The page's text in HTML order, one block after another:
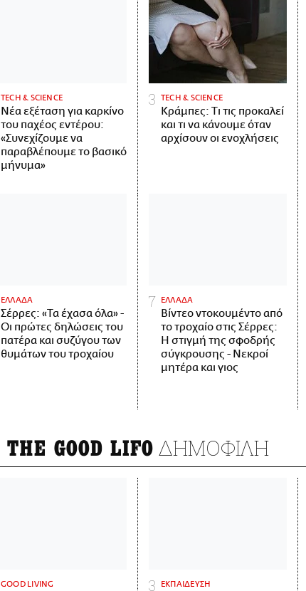
ΤECH & SCIENCE
Νέα εξέταση για καρκίνο
του παχέος εντέρου:
«Συνεχίζουμε να
παραβλέπουμε το βασικό
μήνυμα»
ΤECH & SCIENCE
Κράμπες: Τι τις προκαλεί
και τι να κάνουμε όταν
αρχίσουν οι ενοχλήσεις
ΕΛΛΑΔΑ
Σέρρες: «Τα έχασα όλα» -
Οι πρώτες δηλώσεις του
πατέρα και συζύγου των
θυμάτων του τροχαίου
ΕΛΛΑΔΑ
Βίντεο ντοκουμέντο από
το τροχαίο στις Σέρρες:
Η στιγμή της σφοδρής
σύγκρουσης - Νεκροί
μητέρα και γιος
THE GOOD LIFO ΔΗΜΟΦΙΛΗ
GOOD LIVING ΕΚΠΑΙΔΕΥΣΗ